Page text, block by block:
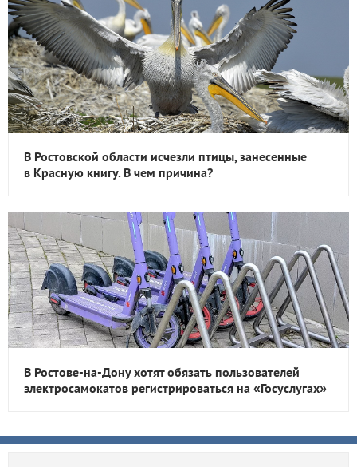
В Ростовской области исчезли птицы, занесенные
в Красную книгу. В чем причина?
В Ростове-на-Дону хотят обязать пользователей
электросамокатов регистрироваться на «Госуслугах»